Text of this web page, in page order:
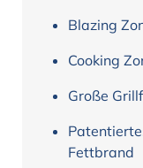
Blazing
Cooking
Große
Fettbrand